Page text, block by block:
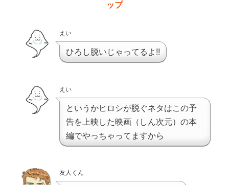
ップ
えい
ひろし脱いじゃってるよ!!
えい
というかヒロシが脱ぐネタはこの予
告を上映した映画（しん次元）の本
編でやっちゃってますから
友人くん